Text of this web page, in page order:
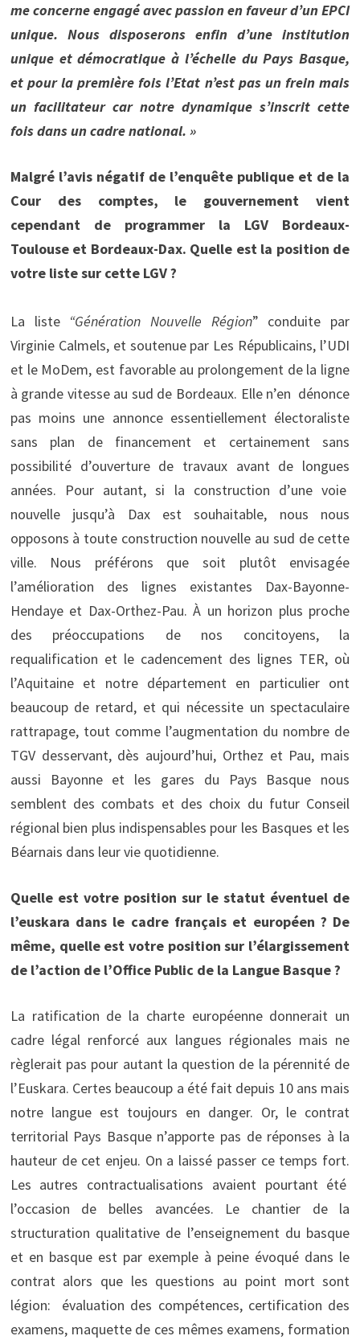
me concerne engagé avec passion en faveur d’un EPCI
unique. Nous disposerons enfin d’une institution
unique et démocratique à l’échelle du Pays Basque,
et pour la première fois l’Etat n’est pas un frein mais
un facilitateur car notredynamique s’inscrit cette
fois dans un cadre national. »
Malgré l’avis négatif de l’enquête publique et de la
Cour des comptes, le gouvernement vient
cependant de programmer la LGV Bordeaux-
Toulouse et Bordeaux-Dax. Quelle est la position de
votre liste sur cette LGV ?
La liste “Génération Nouvelle Région” conduite par
Virginie Calmels, et soutenue par Les Républicains, l’UDI
et le MoDem, est favorable au prolongement de la ligne
à grande vitesse au sud de Bordeaux. Elle n’en dénonce
pas moins une annonce essentiellement électoraliste
sans plan de financement et certainement sans
possibilité d’ouverture de travaux avant de longues
années. Pour autant, si la construction d’une voie
nouvelle jusqu’à Dax est souhaitable, nous nous
opposons à toute construction nouvelle au sud de cette
ville. Nous préférons que soit plutôt envisagée
l’amélioration des lignes existantes Dax-Bayonne-
Hendaye et Dax-Orthez-Pau. À un horizon plus proche
des préoccupations de nos concitoyens, la
requalification et le cadencement des lignes TER, où
l’Aquitaine et notre département en particulier ont
beaucoup de retard, et qui nécessite un spectaculaire
rattrapage, tout comme l’augmentation du nombre de
TGV desservant, dès aujourd’hui, Orthez et Pau, mais
aussi Bayonne et les gares du Pays Basque nous
semblent des combats et des choix du futur Conseil
régional bien plus indispensables pour les Basques et les
Béarnais dans leur vie quotidienne.
Quelle est votre position sur le statut éventuel de
l’euskara dans le cadre français et européen ? De
même, quelle est votre position sur l’élargissement
de l’action de l’Office Public de la Langue Basque ?
La ratification de la charte européenne donnerait un
cadre légal renforcé aux langues régionales mais ne
règlerait pas pour autant la question de la pérennité de
l’Euskara. Certes beaucoup a été fait depuis 10 ans mais
notre langue est toujours en danger. Or, le contrat
territorial Pays Basque n’apporte pas de réponses à la
hauteur de cet enjeu. On a laissé passer ce temps fort.
Les autres contractualisations avaient pourtant été
l’occasion de belles avancées. Le chantier de la
structuration qualitative de l’enseignement du basque
et en basque est par exemple à peine évoqué dans le
contrat alors que les questions au point mort sont
légion: évaluation des compétences, certification des
examens, maquette de ces mêmes examens, formation